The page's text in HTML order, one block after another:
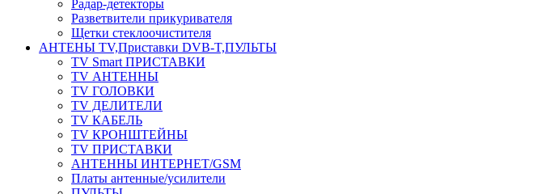
Радар-детекторы
Разветвители прикуривателя
Щетки стеклоочистителя
АНТЕНЫ ТV,Приставки DVB-T,ПУЛЬТЫ
TV Smart ПРИСТАВКИ
TV АНТЕННЫ
TV ГОЛОВКИ
TV ДЕЛИТЕЛИ
TV КАБЕЛЬ
TV КРОНШТЕЙНЫ
TV ПРИСТАВКИ
АНТЕННЫ ИНТЕРНЕТ/GSM
Платы антенные/усилители